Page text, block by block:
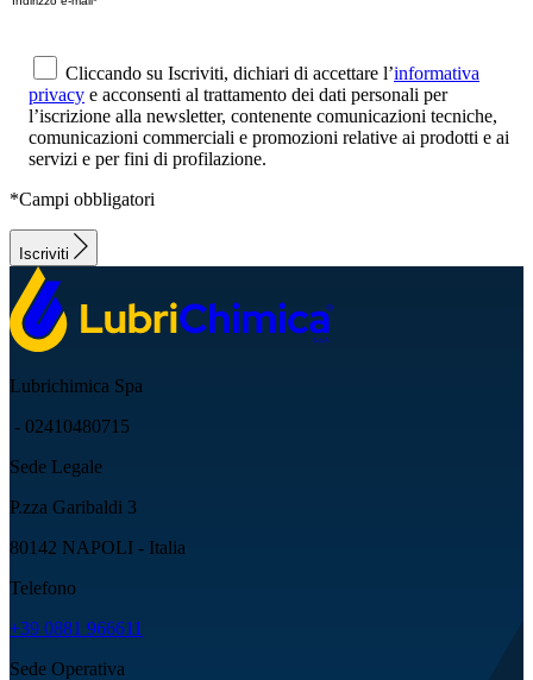
Cliccando su Iscriviti, dichiari di accettare l’informativa
privacy e acconsenti al trattamento dei dati personali per
l’iscrizione alla newsletter, contenente comunicazioni tecniche,
comunicazioni commerciali e promozioni relative ai prodotti e ai
servizi e per fini di profilazione.
*Campi obbligatori
Iscriviti
Lubrichimica Spa
- 02410480715
Sede Legale
P.zza Garibaldi 3
80142 NAPOLI - Italia
Telefono
+39 0881 966611
Sede Operativa